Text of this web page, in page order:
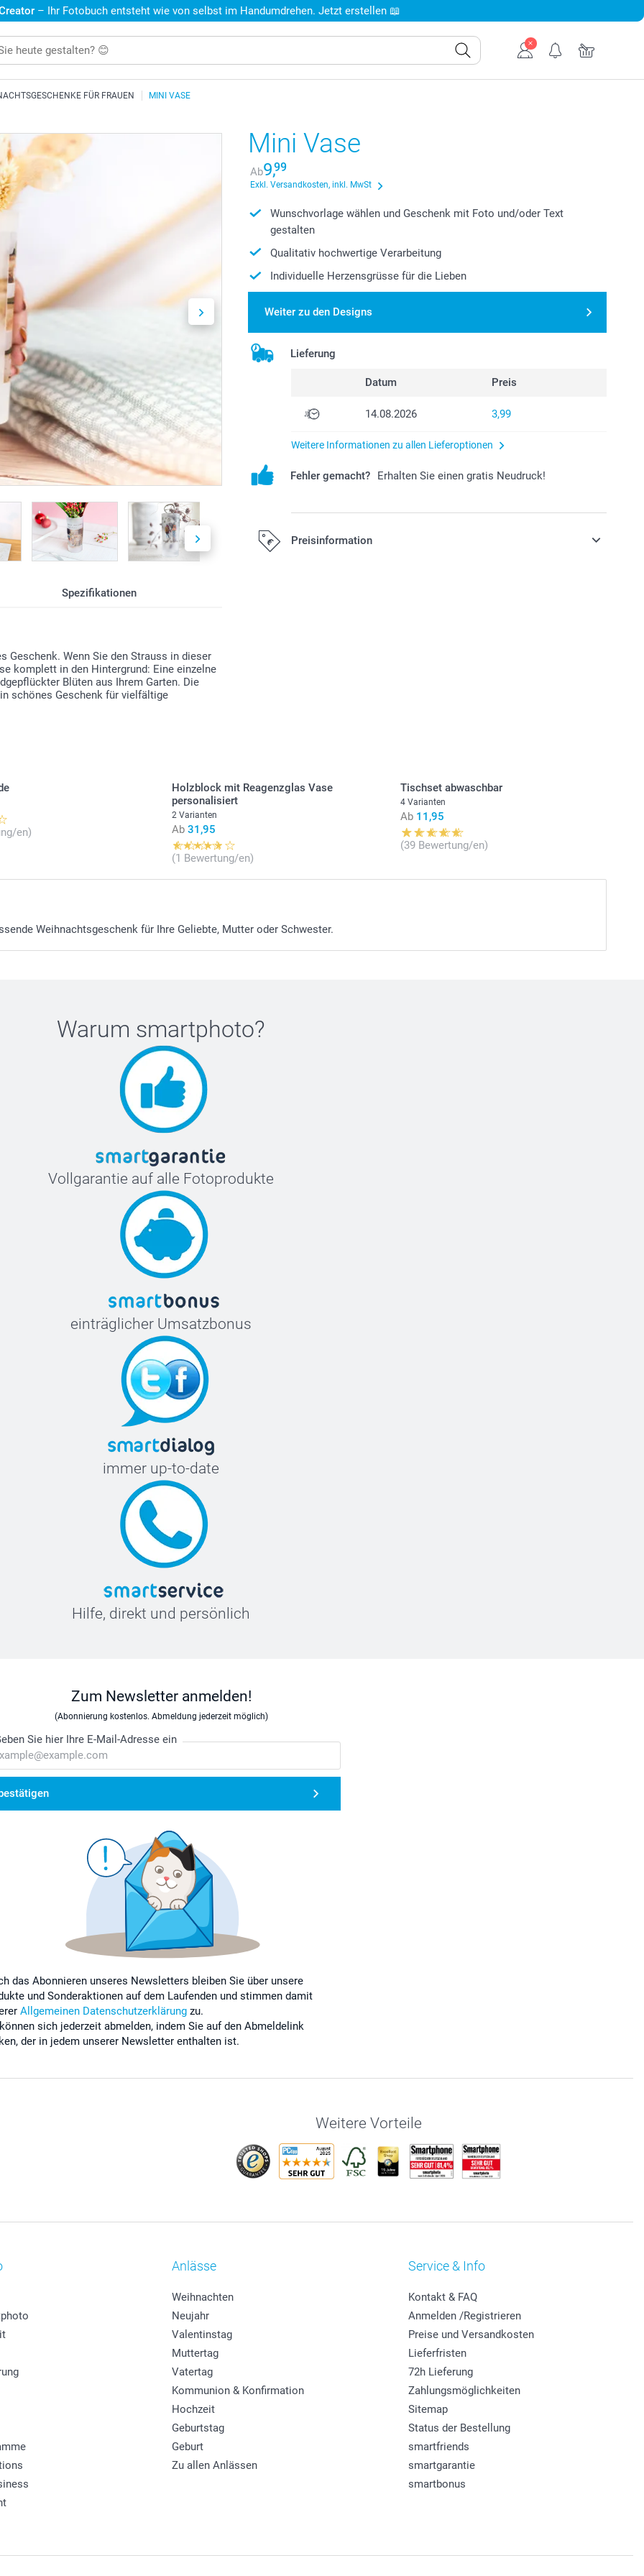
– Ihr Fotobuch entsteht wie von selbst im Handumdrehen. Jetzt erstellen 📖
FÜR FRAUEN MINI VASE
Spezifikationen
Wenn Sie den Strauss in dieser
komplett in den Hintergrund: Eine einzelne
Blüten aus Ihrem Garten. Die
schönes Geschenk für vielfältige
Mini Vase
Ab9,99
Exkl. Versandkosten, inkl. MwSt
Wunschvorlage wählen und Geschenk mit Foto und/oder Text
gestalten
Qualitativ hochwertige Verarbeitung
Individuelle Herzensgrüsse für die Lieben
Weiter zu den Designs
Lieferung
Datum Preis
14.08.2026 3,99
Weitere Informationen zu allen Lieferoptionen
Fehler gemacht? Erhalten Sie einen gratis Neudruck!
Preisinformation
en)
Holzblock mit Reagenzglas Vase
personalisiert
2 Varianten
Ab 31,95
(1 Bewertung/en)
Tischset abwaschbar
4 Varianten
Ab 11,95
(39 Bewertung/en)
Weihnachtsgeschenk für Ihre Geliebte, Mutter oder Schwester.
Warum smartphoto?
Vollgarantie auf alle Fotoprodukte
einträglicher Umsatzbonus
immer up-to-date
Hilfe, direkt und persönlich
Zum Newsletter anmelden!
(Abonnierung kostenlos. Abmeldung jederzeit möglich)
Sie hier Ihre E-Mail-Adresse ein
das Abonnieren unseres Newsletters bleiben Sie über unsere
und Sonderaktionen auf dem Laufenden und stimmen damit
Allgemeinen Datenschutzerklärung zu.
sich jederzeit abmelden, indem Sie auf den Abmeldelink
der in jedem unserer Newsletter enthalten ist.
Weitere Vorteile
Anlässe
Weihnachten
Neujahr
Valentinstag
Muttertag
Vatertag
Kommunion & Konfirmation
Hochzeit
Geburtstag
Geburt
Zu allen Anlässen
Service & Info
Kontakt & FAQ
Anmelden /Registrieren
Preise und Versandkosten
Lieferfristen
72h Lieferung
Zahlungsmöglichkeiten
Sitemap
Status der Bestellung
smartfriends
smartgarantie
smartbonus